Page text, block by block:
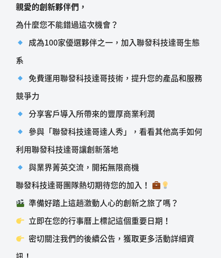
親愛的創新夥伴們，
為什麼您不能錯過這次機會？
成為100家優選夥伴之一，加入聯發科技達哥生態
系
免費運用聯發科技達哥技術，提升您的產品和服務
競爭力
分享客戶導入所帶來的豐厚商業利潤
參與「聯發科技達哥達人秀」，看看其他高手如何
利用聯發科技達哥讓創新落地
與業界菁英交流，開拓無限商機
聯發科技達哥團隊熱切期待您的加入！
準備好踏上這趟激動人心的創新之旅了嗎？
立即在您的行事曆上標記這個重要日期！
密切關注我們的後續公告，獲取更多活動詳細資